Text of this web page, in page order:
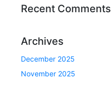
Recent Comments
Archives
December 2025
November 2025